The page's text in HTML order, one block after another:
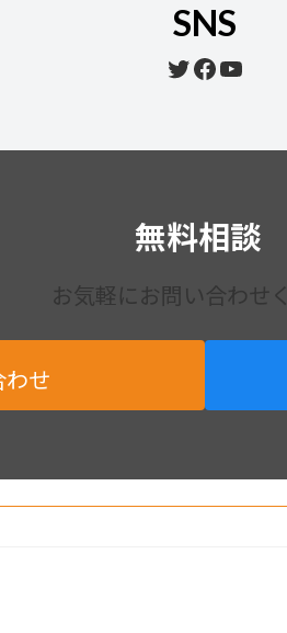
SNS
Twitter
Facebook
無料相談
お気軽にお問い合わせ
わせ